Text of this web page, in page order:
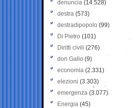
denuncia (14.528)
destra (573)
destradipopolo (99)
Di Pietro (101)
Diritti civili (276)
don Gallo (9)
economia (2.331)
elezioni (3.303)
emergenza (3.077)
Energia (45)